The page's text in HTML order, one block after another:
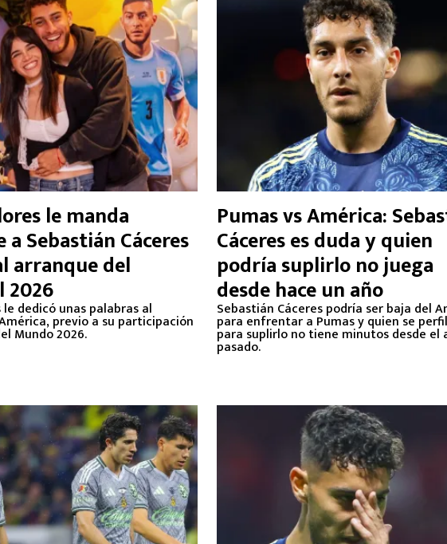
le manda
a Sebastián Cáceres
arranque del
2026
dedicó unas palabras al
previo a su participación
Mundo 2026.
Pumas vs América:
Cáceres es duda y quien
podría suplirlo no juega
desde hace un año
Sebastián Cáceres podría ser baja del
para enfrentar a Pumas y quien se
para suplirlo no tiene minutos desde el
pasado.